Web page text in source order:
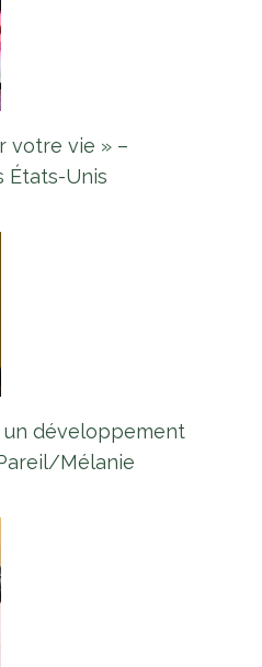
votre vie » –
États-Unis
un développement
Mélanie